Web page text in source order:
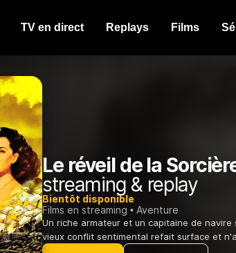
TV en direct Replays Films
Le réveil de la
streaming & replay
Bientôt disponible
Films en streaming
Aventure
Un riche armateur et un capitaine de
vieux conflit sentimental refait surface et